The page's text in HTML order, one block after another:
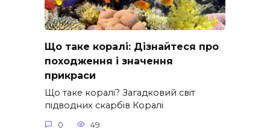
Що таке коралі: Дізнайтеся про
походження і значення
прикраси
Що таке коралі? Загадковий світ
підводних скарбів Коралі
0 49